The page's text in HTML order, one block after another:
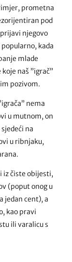
prometna
pod
njegovo
kada
mlade
naš ”igrač”
pozivom.
nema
u mutnom, on
na
u ribnjaku,
iz čiste obijesti,
(poput onog u
jedan cent), a
kao pravi
ili varalicu s